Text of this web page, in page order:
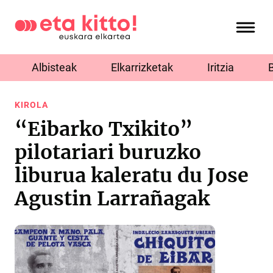
Albisteak Elkarrizketak Iritzia
KIROLA
“Eibarko Txikito”
pilotariari buruzko
liburua kaleratu du Jose
Agustin Larrañagak